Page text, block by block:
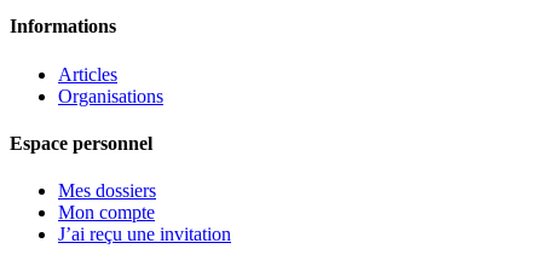
Informations
Articles
Organisations
Espace personnel
Mes dossiers
Mon compte
J’ai reçu une invitation